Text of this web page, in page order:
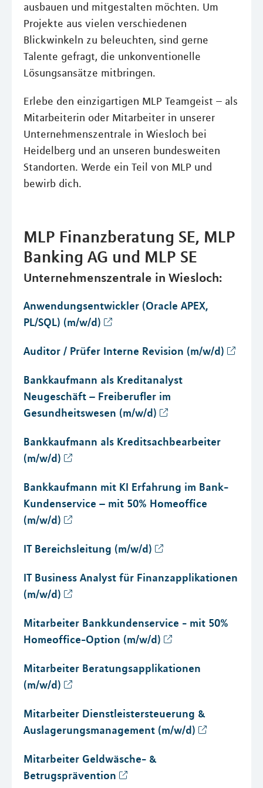
ausbauen und mitgestalten möchten. Um
Projekte aus vielen verschiedenen
Blickwinkeln zu beleuchten, sind gerne
Talente gefragt, die unkonventionelle
Lösungsansätze mitbringen.
Erlebe den einzigartigen MLP Teamgeist – als
Mitarbeiterin oder Mitarbeiter in unserer
Unternehmenszentrale in Wiesloch bei
Heidelberg und an unseren bundesweiten
Standorten. Werde ein Teil von MLP und
bewirb dich.
MLP Finanzberatung SE, MLP
Banking AG und MLP SE
Unternehmenszentrale in Wiesloch:
Anwendungsentwickler (Oracle APEX,
PL/SQL) (m/w/d)
Auditor / Prüfer Interne Revision (m/w/d)
Bankkaufmann als Kreditanalyst
Neugeschäft – Freiberufler im
Gesundheitswesen (m/w/d)
Bankkaufmann als Kreditsachbearbeiter
(m/w/d)
Bankkaufmann mit KI Erfahrung im Bank-
Kundenservice – mit 50% Homeoffice
(m/w/d)
IT Bereichsleitung (m/w/d)
IT Business Analyst für Finanzapplikationen
(m/w/d)
Mitarbeiter Bankkundenservice - mit 50%
Homeoffice-Option (m/w/d)
Mitarbeiter Beratungsapplikationen
(m/w/d)
Mitarbeiter Dienstleistersteuerung &
Auslagerungsmanagement (m/w/d)
Mitarbeiter Geldwäsche- &
Betrugsprävention